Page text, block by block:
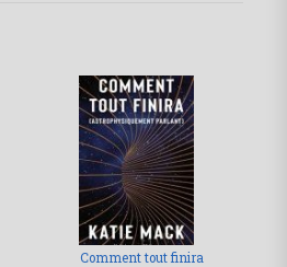
Comment tout finira